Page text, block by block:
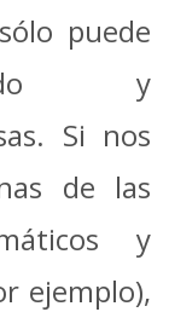
puede
y
Si nos
de las
y
ejemplo),